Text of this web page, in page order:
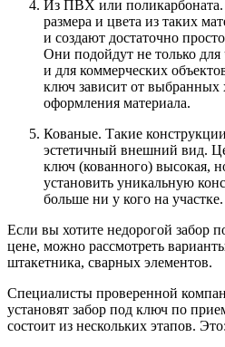
Из ПВХ или
размера и цвета из таких
и создают достаточно
Они подойдут не только
и для коммерческих
ключ зависит от выбранных
оформления материала.
Кованые. Такие
эстетичный внешний вид.
ключ (кованного) высокая,
установить уникальную
больше ни у кого на участке.
Если вы хотите недорогой забор
цене, можно рассмотреть
штакетника, сварных элементов.
Специалисты проверенной
установят забор под ключ по
состоит из нескольких этапов. Это: